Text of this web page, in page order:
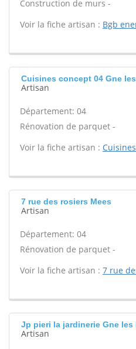
Construction de murs -
Voir la fiche artisan : Bgb
Cuisines concept 04 Gne
Artisan
Département: 04
Rénovation de parquet -
Voir la fiche artisan :
7 rue des rosiers Mees
Artisan
Département: 04
Rénovation de parquet -
Voir la fiche artisan : 7 rue
Jp pieri la jardinerie Gne les
Artisan